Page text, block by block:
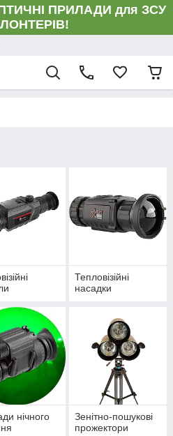
ПРИЛАДИ для ЗСУ
Тепловізійні
насадки
нічного
Зенітно-пошукові
прожектори